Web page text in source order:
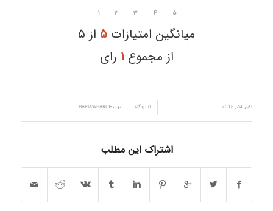
۱ ۲ ۳ ۴ ۵
میانگین امتیازات ۵ از ۵
از مجموع۱ رای
اکتبر 24, 2018 0 دیدگاه توسط BARIAWBARI
اشتراک این مطلب